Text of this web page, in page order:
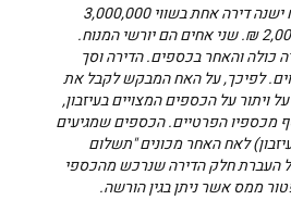
– בעיזבון המנוח ישנה דירה אחת בשווי 3,000,000
וסכום כספי בסך 2,000,000 ₪. שני אחים הם יורשי המנוח.
כולה והאחר בכספים. הדירה וסך
לפיכך, על האח המבקש לקבל את
ויתור על הכספים המצויים בעיזבון,
מכספיו הפרטיים. הכספים שמגיעים
לאח האחר מכונים "תשלום
העברת חלק הדירה שנרכש מהכספי
ממס אשר ניתן בגין הורשה.